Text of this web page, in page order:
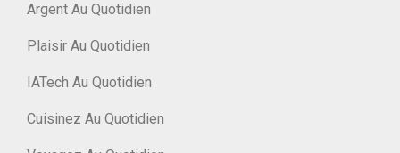
Argent Au Quotidien
Plaisir Au Quotidien
IATech Au Quotidien
Cuisinez Au Quotidien